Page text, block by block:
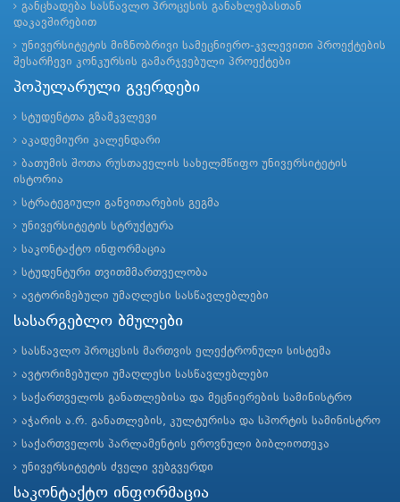
განცხადება სასწავლო პროცესის განახლებასთან
დაკავშირებით
უნივერსიტეტის მიზნობრივი სამეცნიერო-კვლევითი პროექტების
შესარჩევი კონკურსის გამარჯვებული პროექტები
პოპულარული გვერდები
სტუდენტთა გზამკვლევი
აკადემიური კალენდარი
ბათუმის შოთა რუსთაველის სახელმწიფო უნივერსიტეტის
ისტორია
სტრატეგიული განვითარების გეგმა
უნივერსიტეტის სტრუქტურა
საკონტაქტო ინფორმაცია
სტუდენტური თვითმმართველობა
ავტორიზებული უმაღლესი სასწავლებლები
სასარგებლო ბმულები
სასწავლო პროცესის მართვის ელექტრონული სისტემა
ავტორიზებული უმაღლესი სასწავლებლები
საქართველოს განათლებისა და მეცნიერების სამინისტრო
აჭარის ა.რ. განათლების, კულტურისა და სპორტის სამინისტრო
საქართველოს პარლამენტის ეროვნული ბიბლიოთეკა
უნივერსიტეტის ძველი ვებგვერდი
საკონტაქტო ინფორმაცია